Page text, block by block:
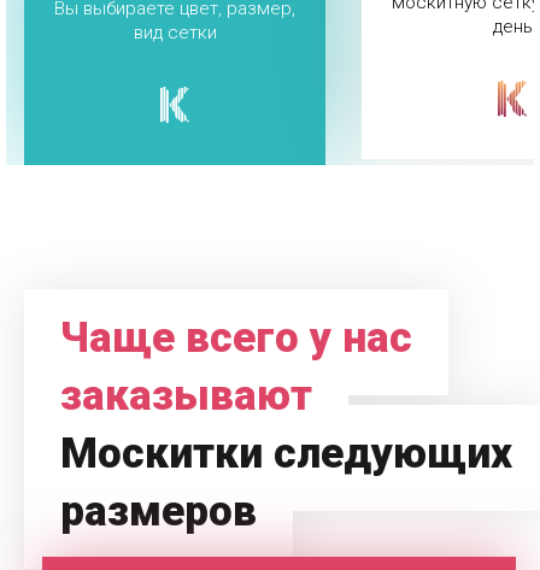
Вы выбираете цвет, размер,
вид сетки
день
Чаще всего у нас
заказывают
Москитки следующих
размеров